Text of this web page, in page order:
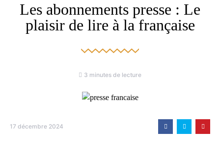
Les abonnements presse : Le
plaisir de lire à la française
3 minutes de lecture
17 décembre 2024